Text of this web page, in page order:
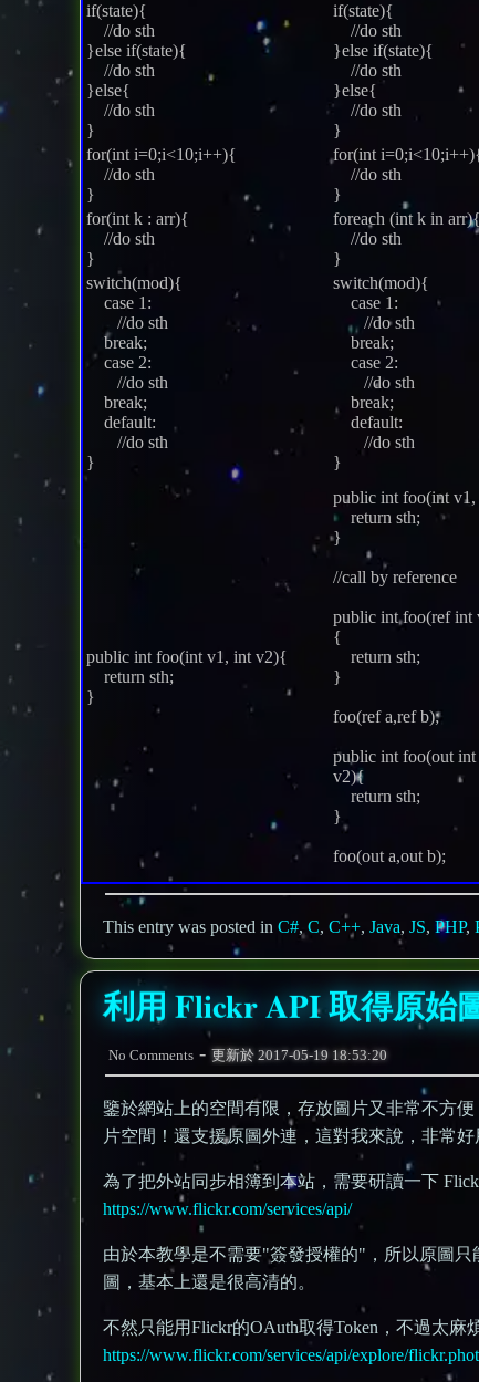
if(state){
//do sth
}else if(state){
//do sth
}else{
//do sth
}
if(state){
//do sth
}else if(state){
//do sth
}else{
//do sth
}
for(int i=0;i<10;i++){
//do sth
}
for(int
//do sth
}
for(int k : arr){
//do sth
}
foreach (int k in arr){
//do sth
}
switch(mod){
case 1:
//do sth
break;
case 2:
//do sth
break;
default:
//do sth
}
switch(mod){
case 1:
//do sth
break;
case 2:
//do sth
break;
default:
//do sth
}
public int foo(int v1, int v2){
return sth;
}
public int foo(int
return sth;
}
//call by reference
public int foo(ref int
{
return sth;
}
foo(ref a,ref b);
public int foo(out
v2){
return sth;
}
foo(out a,out b);
This entry was posted in C#, C, C++, Java, JS, PHP,
利用 Flickr API 取得原始
No Comments - 更新於 2017-05-19 18:53:20
鑒於網站上的空間有限，存放圖片又非常不方
片空間！還支援原圖外連，這對我來說，非常好
為了把外站同步相簿到本站，需要研讀一下
https://www.flickr.com/services/api/
由於本教學是不需要"簽發授權的"，所以原圖
圖，基本上還是很高清的。
不然只能用Flickr的OAuth取得Token，不過太麻
https://www.flickr.com/services/api/explore/